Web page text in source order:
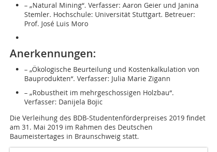
– „Natural Mining“. Verfasser: Aaron Geier und Janina
Stemler. Hochschule: Universität Stuttgart. Betreuer:
Prof. José Luis Moro
Anerkennungen:
– „Ökologische Beurteilung und Kostenkalkulation von
Bauprodukten“. Verfasser: Julia Marie Zigann
– „Robustheit im mehrgeschossigen Holzbau“.
Verfasser: Danijela Bojic
Die Verleihung des BDB-Studentenförderpreises 2019 findet
am 31. Mai 2019 im Rahmen des Deutschen
Baumeistertages in Braunschweig statt.